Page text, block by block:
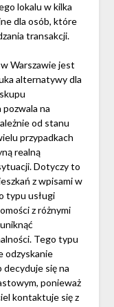
lokalu w kilka
dla osób, które
transakcji.
Warszawie jest
alternatywy dla
na
od stanu
przypadkach
realną
Dotyczy to
z wpisami w
typu usługi
z różnymi
Tego typu
odzyskanie
decyduje się na
ponieważ
kontaktuje się z